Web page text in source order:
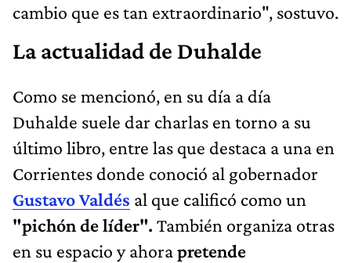
cambio que es tan extraordinario", sostuvo.
La actualidad de Duhalde
Como se mencionó, en su día a día
Duhalde suele dar charlas en torno a su
último libro, entre las que destaca a una en
Corrientes donde conoció al gobernador
Gustavo Valdés al que calificó como un
"pichón de líder". También organiza otras
en su espacio y ahorapretende